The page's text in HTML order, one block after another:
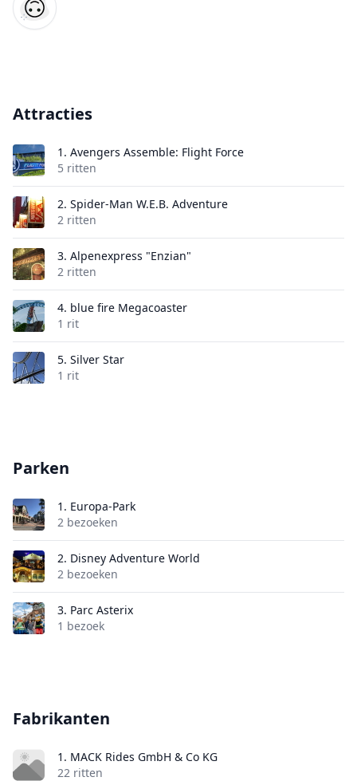
Attracties
1. Avengers Assemble: Flight Force
5 ritten
2. Spider-Man W.E.B. Adventure
2 ritten
3. Alpenexpress "Enzian"
2 ritten
4. blue fire Megacoaster
1 rit
5. Silver Star
1 rit
Parken
1. Europa-Park
2 bezoeken
2. Disney Adventure World
2 bezoeken
3. Parc Asterix
1 bezoek
Fabrikanten
1. MACK Rides GmbH & Co KG
22 ritten